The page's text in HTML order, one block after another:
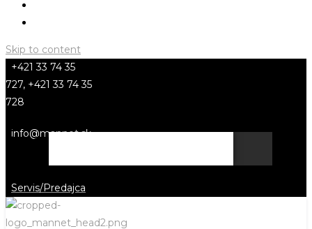
Skip to content
+421 33 74 35
727, +421 33 74 35
728
info@mannet.sk
Vyhľadať
Servis/Predajca